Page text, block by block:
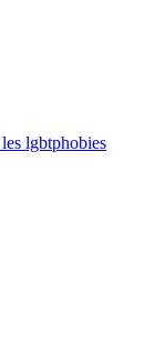
lgbtphobies